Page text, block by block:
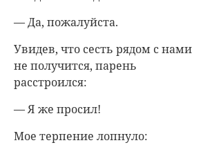
— Да, пожалуйста.
Увидев, что сесть рядом с нами
не получится, парень
расстроился:
— Я же просил!
Мое терпение лопнуло: